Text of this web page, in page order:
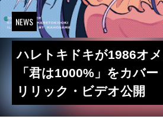
NEWS
ハレトキドキが1986オ
「君は1000%」をカバ
リリック・ビデオ公開